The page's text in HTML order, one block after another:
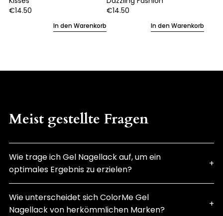
€14.50
In den Warenkorb
€14.50
In den Warenkorb
Meist gestellte Fragen
Wie trage ich Gel Nagellack auf, um ein
optimales Ergebnis zu erzielen?
Wie unterscheidet sich ColorMe Gel
Nagellack von herkömmlichen Marken?